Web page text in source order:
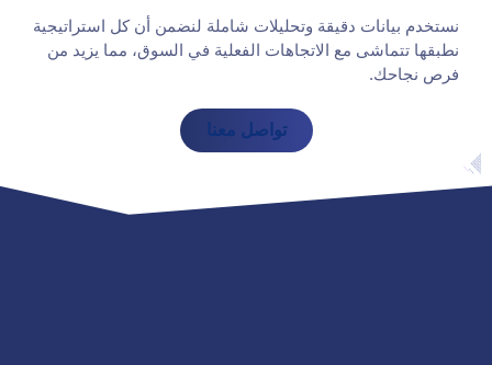
نستخدم بيانات دقيقة وتحليلات شاملة لنضمن أن كل استراتيجية
نطبقها تتماشى مع الاتجاهات الفعلية في السوق، مما يزيد من
فرص نجاحك.
تواصل معنا